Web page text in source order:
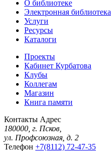
О библиотеке
Электронная библиотека
Услуги
Ресурсы
Каталоги
Проекты
Кабинет Курбатова
Клубы
Коллегам
Магазин
Книга памяти
Контакты Адрес
180000, г. Псков,
ул. Профсоюзная, д. 2
Телефон +7(8112) 72-47-35